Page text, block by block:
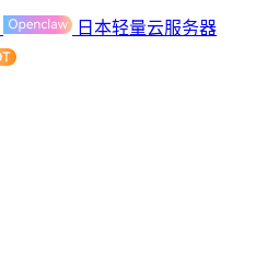
日本轻量云服务器